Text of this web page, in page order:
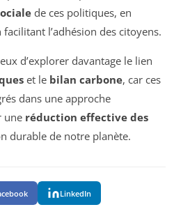
de ces politiques, en
l’adhésion des citoyens.
d’explorer davantage le lien
et le bilan carbone, car ces
dans une approche
une réduction effective des
durable de notre planète.
LinkedIn